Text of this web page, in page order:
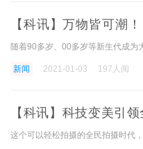
【科讯】万物皆可潮
HCK哈士奇空降
新闻 2021-01-03 197人阅
【科讯】科技变美引
机潮流风尚发布